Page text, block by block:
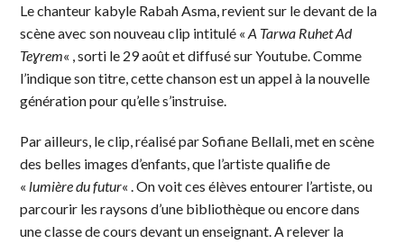
Le chanteur kabyle Rabah Asma, revient sur le devant de la
scène avec son nouveau clip intitulé «A Tarwa Ruhet Ad
Teɣrem« , sorti le 29 août et diffusé sur Youtube. Comme
l’indique son titre, cette chanson est un appel à la nouvelle
génération pour qu’elle s’instruise.
Par ailleurs, le clip, réalisé par Sofiane Bellali, met en scène
des belles images d’enfants, que l’artiste qualifie de
« lumière du futur« . On voit ces élèves entourer l’artiste, ou
parcourir les raysons d’une bibliothèque ou encore dans
une classe de cours devant un enseignant. A relever la